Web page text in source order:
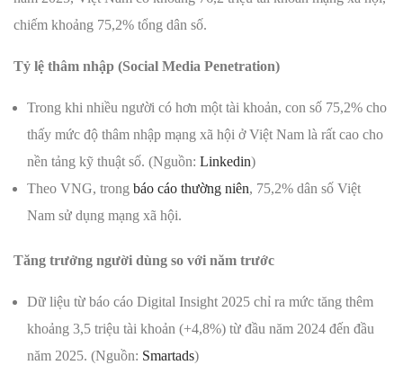
chiếm khoảng 75,2% tổng dân số.
Tỷ lệ thâm nhập (Social Media Penetration)
Trong khi nhiều người có hơn một tài khoản, con số 75,2% cho
thấy mức độ thâm nhập mạng xã hội ở Việt Nam là rất cao cho
nền tảng kỹ thuật số. (Nguồn: Linkedin)
Theo VNG, trong báo cáo thường niên, 75,2% dân số Việt
Nam sử dụng mạng xã hội.
Tăng trưởng người dùng so với năm trước
Dữ liệu từ báo cáo Digital Insight 2025 chỉ ra mức tăng thêm
khoảng 3,5 triệu tài khoản (+4,8%) từ đầu năm 2024 đến đầu
năm 2025. (Nguồn: Smartads)